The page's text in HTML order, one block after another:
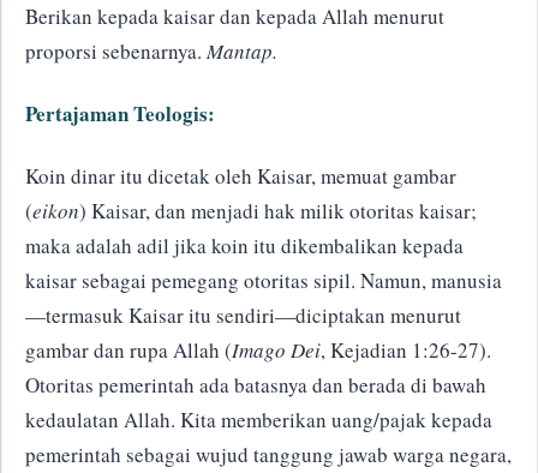
Berikan kepada kaisar dan kepada Allah menurut
proporsi sebenarnya. Mantap.
Pertajaman Teologis:
Koin dinar itu dicetak oleh Kaisar, memuat gambar
(eikon) Kaisar, dan menjadi hak milik otoritas kaisar;
maka adalah adil jika koin itu dikembalikan kepada
kaisar sebagai pemegang otoritas sipil. Namun, manusia
—termasuk Kaisar itu sendiri—diciptakan menurut
gambar dan rupa Allah (Imago Dei, Kejadian 1:26-27).
Otoritas pemerintah ada batasnya dan berada di bawah
kedaulatan Allah. Kita memberikan uang/pajak kepada
pemerintah sebagai wujud tanggung jawab warga negara,